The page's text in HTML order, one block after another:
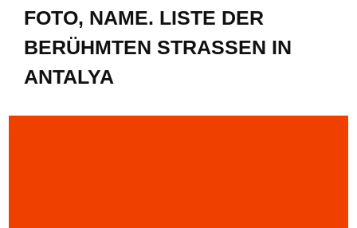
OTO, NAME. LISTE DER B
ERÜHMTEN STRASSEN IN AN
TALYA